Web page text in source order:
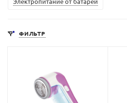
ФИЛЬТР